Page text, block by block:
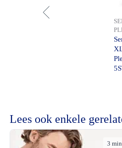
Lees ook enkele
3